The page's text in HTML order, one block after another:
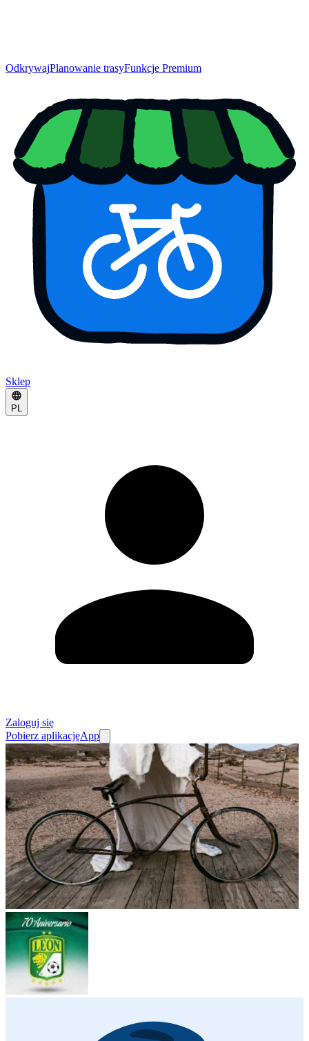
OdkrywajPlanowanie trasyFunkcje Premium
Sklep
PL
Zaloguj się
Pobierz aplikacjęApp